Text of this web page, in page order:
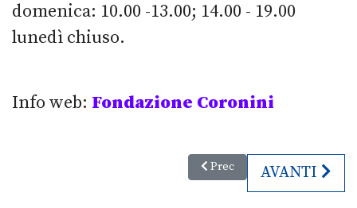
domenica: 10.00 -13.00; 14.00 - 19.00
lunedì chiuso.
Info web: Fondazione Coronini
Articolo precedente: ZOW -
Prec ARTICOLO
AVANTI